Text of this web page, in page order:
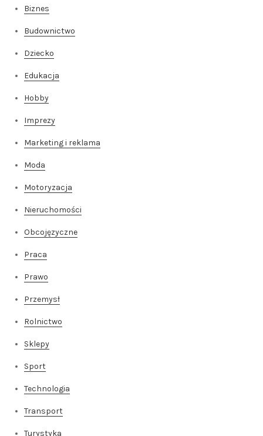
Biznes
Budownictwo
Dziecko
Edukacja
Hobby
Imprezy
Marketing i reklama
Moda
Motoryzacja
Nieruchomości
Obcojęzyczne
Praca
Prawo
Przemysł
Rolnictwo
Sklepy
Sport
Technologia
Transport
Turystyka